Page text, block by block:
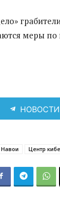
меры по
НОВОСТИ
Навои Центр